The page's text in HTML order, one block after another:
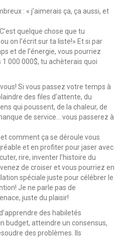
: « j’aimerais ça, ça aussi, et
quelque chose que tu
on l’écrit sur ta liste!» Et si par
et de l’énergie, vous pourriez
000 000$, tu achèterais quoi
Si vous passez votre temps à
des files d’attente, du
qui poussent, de la chaleur, de
de service… vous passerez à
comment ça se déroule vous
et en profiter pour jaser avec
rire, inventer l’histoire du
de croiser et vous pourriez en
spéciale juste pour célébrer le
Je ne parle pas de
juste du plaisir!
des habiletés
budget, atteindre un consensus,
des problèmes. Ils